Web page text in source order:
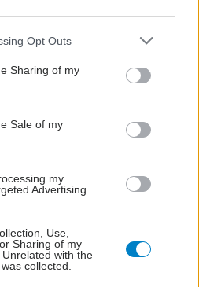
app uses one or more Google
behaviour. You may click to
and its third-party tags to
purposes in below Google
Opt Outs
Sharing of my
Sale of my
my
Advertising.
Use,
Sharing of my
with the
collected.
Σχολίου